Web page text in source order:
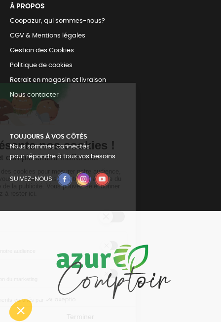
Á PROPOS
Coopazur, qui sommes-nous?
CGV & Mentions légales
Gestion des Cookies
Politique de cookies
Retrait en magasin et livraison
Nous contacter
TOUJOURS Á VOS CÔTÉS
Nous sommes connectés
pour répondre à tous vos besoins
SUIVEZ-NOUS